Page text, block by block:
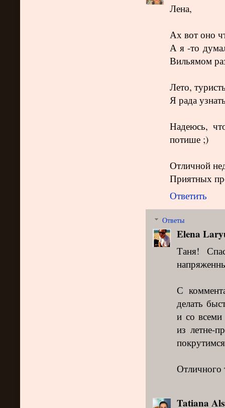
Лена,
Ах вот оно
А я -то
Вильямом
Лето,
Я рада
Надеюсь,
потише ;)
Отличной
Приятных
Ответить
Ответы
Elena
Таня!
С
делать
и со
из летне-
Отличного
Tatiana